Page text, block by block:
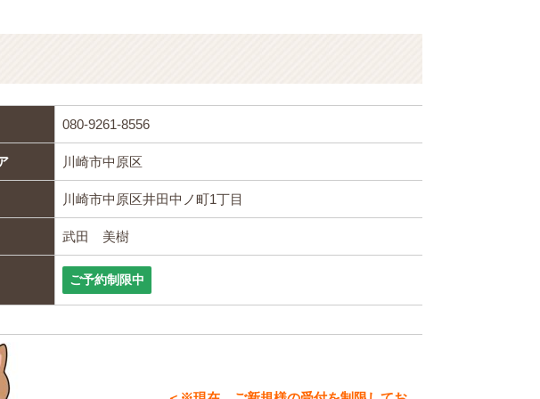
080-9261-8556
川崎市中原区
川崎市中原区井田中ノ町1丁目
武田 美樹
ご予約制限中